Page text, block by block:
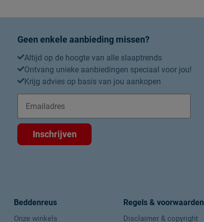
Montage
Geen enkele aanbieding missen?
Altijd op de hoogte van alle slaaptrends
Ontvang unieke aanbiedingen speciaal voor jou!
Krijg advies op basis van jou aankopen
Inschrijven
Beddenreus
Onze winkels
Regels & voorwaarden
Disclaimer & copyright